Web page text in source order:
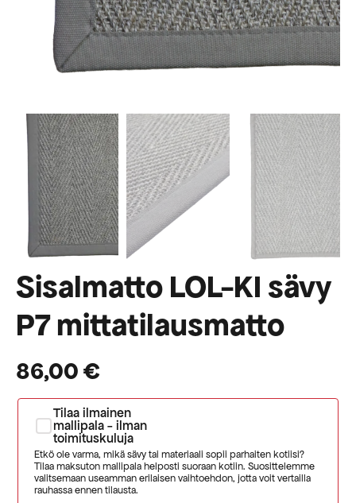
Sisalmatto LOL-KI sävy
P7 mittatilausmatto
86,00€
Tilaa ilmainen
mallipala - ilman
toimituskuluja
Etkö ole varma, mikä sävy tai materiaali sopii parhaiten kotiisi?
Tilaa maksuton mallipala helposti suoraan kotiin. Suosittelemme
valitsemaan useamman erilaisen vaihtoehdon, jotta voit vertailla
rauhassa ennen tilausta.